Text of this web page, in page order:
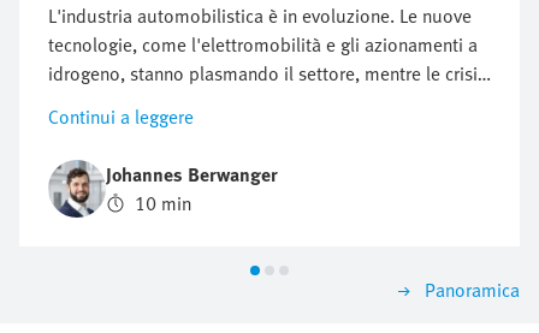
L'industria automobilistica è in evoluzione. Le nuove
tecnologie, come l'elettromobilità e gli azionamenti a
idrogeno, stanno plasmando il settore, mentre le crisi
globali, i crescenti requisiti di sostenibilità e la
complessità delle catene di approvvigionamento
globali creano nuove sfide. Un approccio promettente
per contrastare tali cambiamenti è il principio "local
for local".
Continui a leggere
Johannes Berwanger
10 min
Panoramica